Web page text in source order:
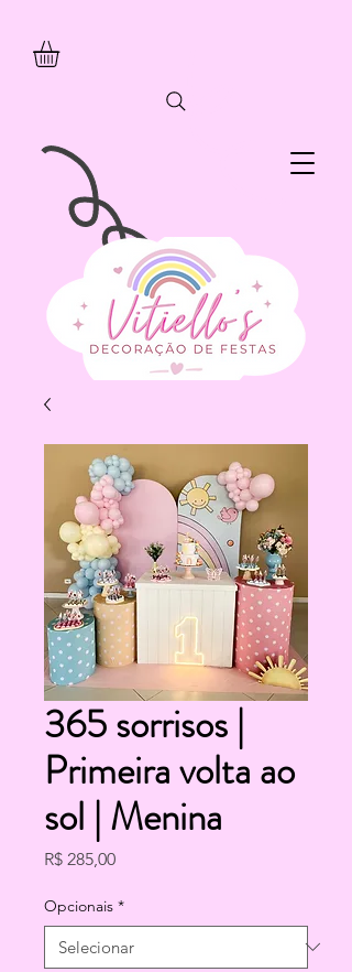
365 sorrisos |
Primeira volta ao
sol | Menina
R$ 285,00Preço
Opcionais *